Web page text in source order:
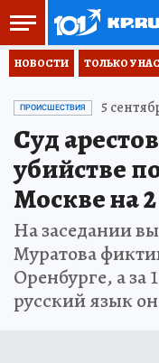
НОВОСТИ ТОЛЬКО У
ПРОИСШЕСТВИЯ 5
Суд
убийстве
Москве на
На заседании
Муратова
Оренбурге, а за
русский язык